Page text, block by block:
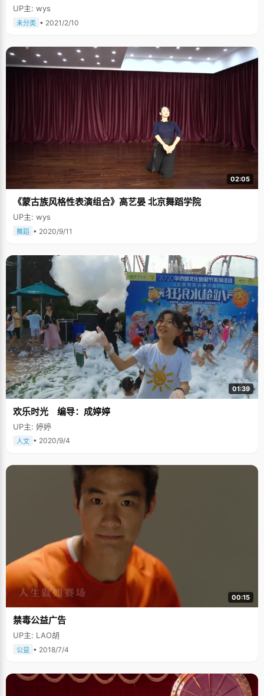
UP主: wys
未分类 • 2021/2/10
02:05
《蒙古族风格性表演组合》高艺晏 北京舞蹈学院
UP主: wys
舞蹈 • 2020/9/11
01:39
欢乐时光 编导：成婷婷
UP主: 婷婷
人文 • 2020/9/4
00:15
禁毒公益广告
UP主: LAO胡
公益 • 2018/7/4